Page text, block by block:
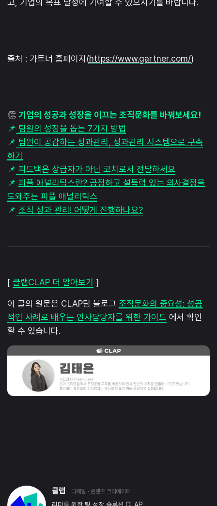
고, 기업의 목표 달성에 기여할 수 있으시기를 바랍니다.
출처 : 가트너 홈페이지(https://www.gartner.com/)
👏 기업의 성공과 성장을 이끄는 조직문화를 바꿔보세요!
📌 팀원의 성장을 돕는 7가지 방법
📌 팀원이 공감하는 성과관리, 성과관리 시스템으로 구축
하기
📌 피드백은 상급자가 아닌 코치로서 전달하세요
📌 피플 애널리틱스란? 공정하고 설득력 있는 의사결정을
도와주는 피플 애널리틱스
📌 조직 성과 관리! 어떻게 진행하나요?
[ 클랩CLAP 더 알아보기 ]
이 글의 원문은 CLAP팀 블로그 조직문화의 중요성: 성공
적인 사례로 배우는 인사담당자를 위한 가이드 에서 확인
할 수 있습니다.
클랩 디웨일 · 콘텐츠 크리에이터
리더를 위한 팀 성장 솔루션 CLAP